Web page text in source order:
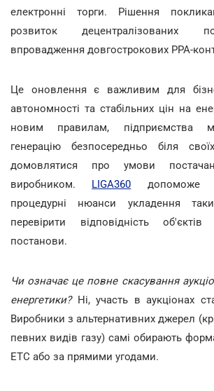
електронні торги. Рішення
розвиток децентралізованих
впровадження довгострокових РРА-
Це оновлення є важливим для
автономності та стабільних цін на
новим правилам, підприємства
генерацію безпосередньо біля
домовлятися про умови
виробником. LIGA360 допоможе
процедурні нюанси укладення
перевірити відповідність
постанови.
Чи означає це повне скасування
енергетики?Ні, участь в аукціонах
Виробники з альтернативних джерел
певних видів газу) самі обирають
ЕТС або за прямими угодами.